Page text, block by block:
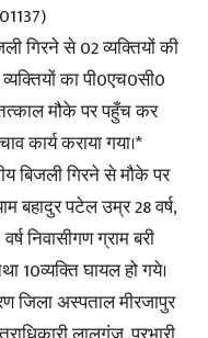
गिरने से 02 व्यक्तियों की
का पी0एच0सी0
तत्काल मौके पर पहुँच कर
कार्य कराया गया।*
बिजली गिरने से मौके पर
बहादुर पटेल उम्र 28 वर्ष,
निवासीगण ग्राम बरी
10व्यक्ति घायल हो गये।
जिला अस्पताल मीरजापुर